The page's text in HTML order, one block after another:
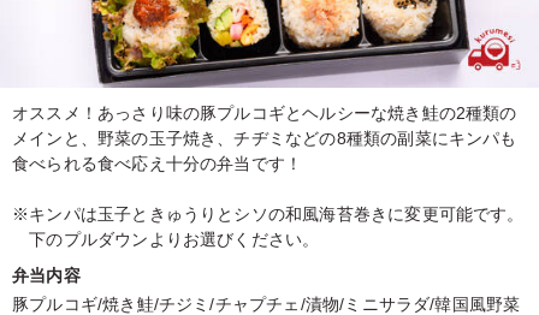
オススメ！あっさり味の豚プルコギとヘルシーな焼き鮭の2種類の
メインと、野菜の玉子焼き、チヂミなどの8種類の副菜にキンパも
食べられる食べ応え十分の弁当です！
※キンパは玉子ときゅうりとシソの和風海苔巻きに変更可能です。
下のプルダウンよりお選びください。
弁当内容
豚プルコギ/焼き鮭/チジミ/チャプチェ/漬物/ミニサラダ/韓国風野菜